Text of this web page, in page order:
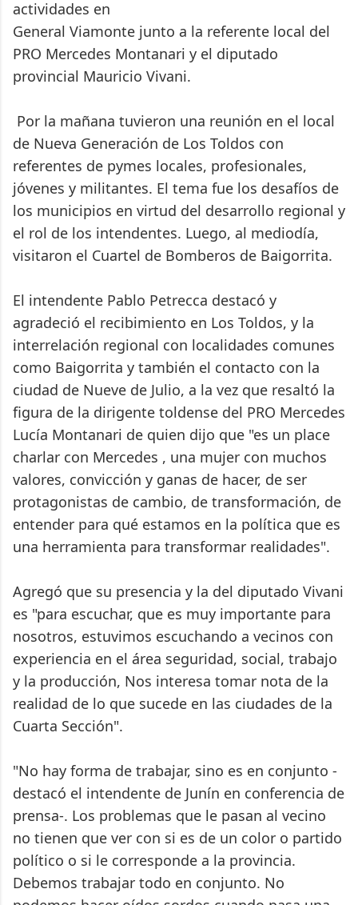
actividades en
General Viamonte junto a la referente local del
PRO Mercedes Montanari y el diputado
provincial Mauricio Vivani.
Por la mañana tuvieron una reunión en el local
de Nueva Generación de Los Toldos con
referentes de pymes locales, profesionales,
jóvenes y militantes. El tema fue los desafíos de
los municipios en virtud del desarrollo regional y
el rol de los intendentes. Luego, al mediodía,
visitaron el Cuartel de Bomberos de Baigorrita.
El intendente Pablo Petrecca destacó y
agradeció el recibimiento en Los Toldos, y la
interrelación regional con localidades comunes
como Baigorrita y también el contacto con la
ciudad de Nueve de Julio, a la vez que resaltó la
figura de la dirigente toldense del PRO Mercedes
Lucía Montanari de quien dijo que "es un place
charlar con Mercedes , una mujer con muchos
valores, convicción y ganas de hacer, de ser
protagonistas de cambio, de transformación, de
entender para qué estamos en la política que es
una herramienta para transformar realidades".
Agregó que su presencia y la del diputado Vivani
es "para escuchar, que es muy importante para
nosotros, estuvimos escuchando a vecinos con
experiencia en el área seguridad, social, trabajo
y la producción, Nos interesa tomar nota de la
realidad de lo que sucede en las ciudades de la
Cuarta Sección".
"No hay forma de trabajar, sino es en conjunto -
destacó el intendente de Junín en conferencia de
prensa-. Los problemas que le pasan al vecino
no tienen que ver con si es de un color o partido
político o si le corresponde a la provincia.
Debemos trabajar todo en conjunto. No